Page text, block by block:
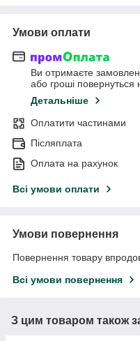
Умови оплати
Ви отримаєте
або гроші повернуться
Детальніше
Оплатити частинами
Післяплата
Оплата на рахунок
Всі умови оплати
Умови повернення
Повернення товару
Всі умови повернення
З цим товаром також